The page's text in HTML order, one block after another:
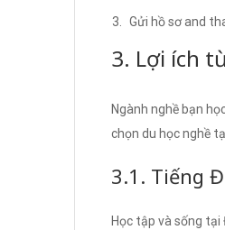
Gửi hồ sơ and
3. Lợi ích
Ngành nghề bạn
chọn du học nghề
3.1. Tiếng
Học tập và sống